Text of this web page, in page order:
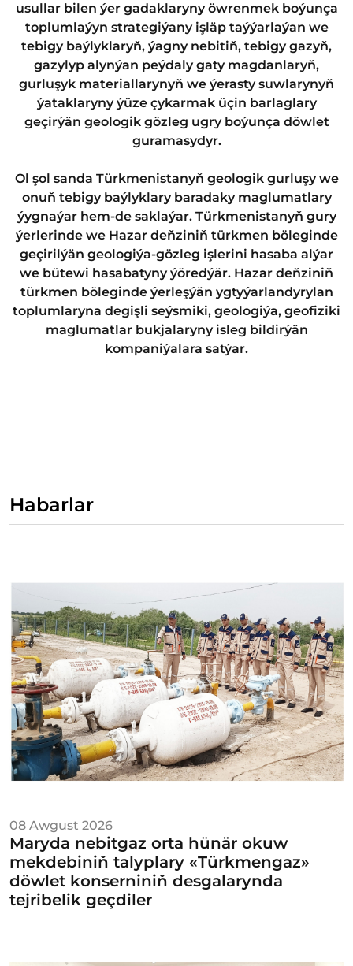
usullar bilen ýer gadaklaryny öwrenmek boýunça
toplumlaýyn strategiýany işläp taýýarlaýan we
tebigy baýlyklaryň, ýagny nebitiň, tebigy gazyň,
gazylyp alynýan peýdaly gaty magdanlaryň,
gurluşyk materiallarynyň we ýerasty suwlarynyň
ýataklaryny ýüze çykarmak üçin barlaglary
geçirýän geologik gözleg ugry boýunça döwlet
guramasydyr.
Ol şol sanda Türkmenistanyň geologik gurluşy we
onuň tebigy baýlyklary baradaky maglumatlary
ýygnaýar hem-de saklaýar. Türkmenistanyň gury
ýerlerinde we Hazar deňziniň türkmen böleginde
geçirilýän geologiýa-gözleg işlerini hasaba alýar
we bütewi hasabatyny ýöredýär. Hazar deňziniň
türkmen böleginde ýerleşýän ygtyýarlandyrylan
toplumlaryna degişli seýsmiki, geologiýa, geofiziki
maglumatlar bukjalaryny isleg bildirýän
kompaniýalara satýar.
Habarlar
08 Awgust 2026
Maryda nebitgaz orta hünär okuw
mekdebiniň talyplary «Türkmengaz»
döwlet konserniniň desgalarynda
tejribelik geçdiler